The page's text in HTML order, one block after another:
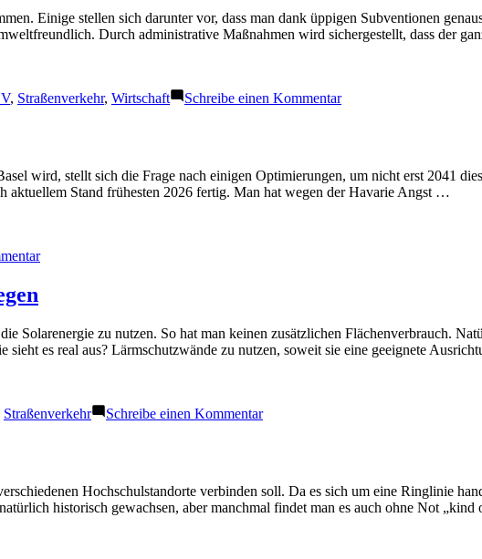
Einige stellen sich darunter vor, dass man dank üppigen Subventionen
Durch administrative Maßnahmen wird sichergestellt, dass der
, Straßenverkehr, Wirtschaft Schreibe einen Kommentarzu
wird, stellt sich die Frage nach einigen Optimierungen, um nicht erst 2041
aktuellem Stand frühesten 2026 fertig. Man hat wegen der Havarie Angst …
zu
–
Basel
Solarenergie zu nutzen. So hat man keinen zusätzlichen Flächenverbrauch.
es real aus? Lärmschutzwände zu nutzen, soweit sie eine geeignete
Straßenverkehr Schreibe einen Kommentarzu
von
Verkehrswegen
Hochschulstandorte verbinden soll. Da es sich um eine Ringlinie
historisch gewachsen, aber manchmal findet man es auch ohne Not